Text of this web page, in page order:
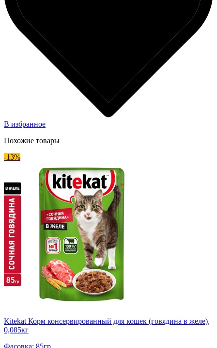
В избранное
Похожие товары
-13%
Kitekat Корм консервированный для кошек (говядина в желе),
0,085кг
Фасовка: 85гр